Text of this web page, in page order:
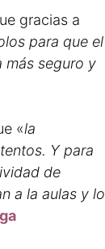
gracias a
para que el
más seguro y
«la
Y para
de
a la aulas y lo